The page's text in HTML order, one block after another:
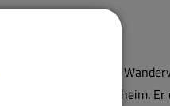
ein recht neuer
Heidenheim.